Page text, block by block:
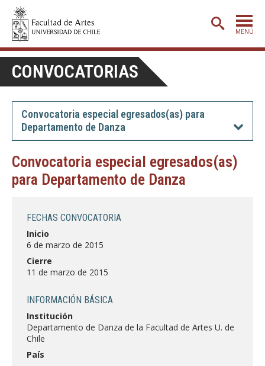
MENÚ
PORTADA
ADMISIÓN
ETAPA BÁSICA
CARRERAS
POSTGRADO
EXTENSIÓN
BIBLIOTECA
DEPARTAMENTOS
Estudiantes
Académicas/os Egresadas/os
CONVOCATORIAS
Convocatoria especial egresados(as) para
Departamento de Danza
Convocatoria especial egresados(as)
para Departamento de Danza
FECHAS CONVOCATORIA
Inicio
6 de marzo de 2015
Cierre
11 de marzo de 2015
INFORMACIÓN BÁSICA
Institución
Departamento de Danza de la Facultad de Artes U. de
Chile
País